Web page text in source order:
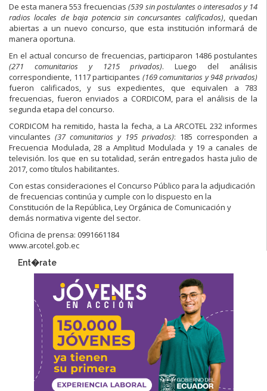
De esta manera 553 frecuencias(539 sin postulantes o interesados y 14
radios locales de baja potencia sin concursantes calificados), quedan
abiertas a un nuevo concurso, que esta institución informará de
manera oportuna.
En el actual concurso de frecuencias, participaron 1486 postulantes
(271 comunitarios y 1215 privados). Luego del análisis
correspondiente, 1117 participantes (169 comunitarios y 948 privados)
fueron calificados, y sus expedientes, que equivalen a 783
frecuencias, fueron enviados a CORDICOM, para el análisis de la
segunda etapa del concurso.
CORDICOM ha remitido, hasta la fecha, a La ARCOTEL 232 informes
vinculantes (37 comunitarios y 195 privados): 185 corresponden a
Frecuencia Modulada, 28 a Amplitud Modulada y 19 a canales de
televisión. los que en su totalidad, serán entregados hasta julio de
2017, como títulos habilitantes.
Con estas consideraciones el Concurso Público para la adjudicación
de frecuencias continúa y cumple con lo dispuesto en la
Constitución de la República, Ley Orgánica de Comunicación y
demás normativa vigente del sector.
Oficina de prensa: 0991661184
www.arcotel.gob.ec
Ent�rate